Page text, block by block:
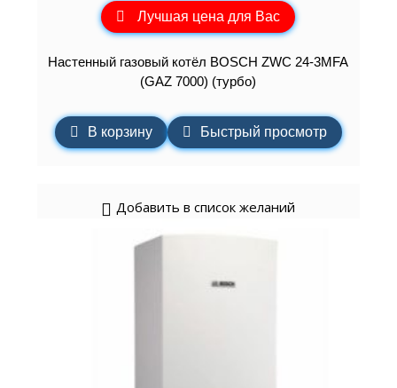
Лучшая цена для Вас
Настенный газовый котёл BOSCH ZWC 24-3MFA
(GAZ 7000) (турбо)
В корзину Быстрый просмотр
Добавить в список желаний